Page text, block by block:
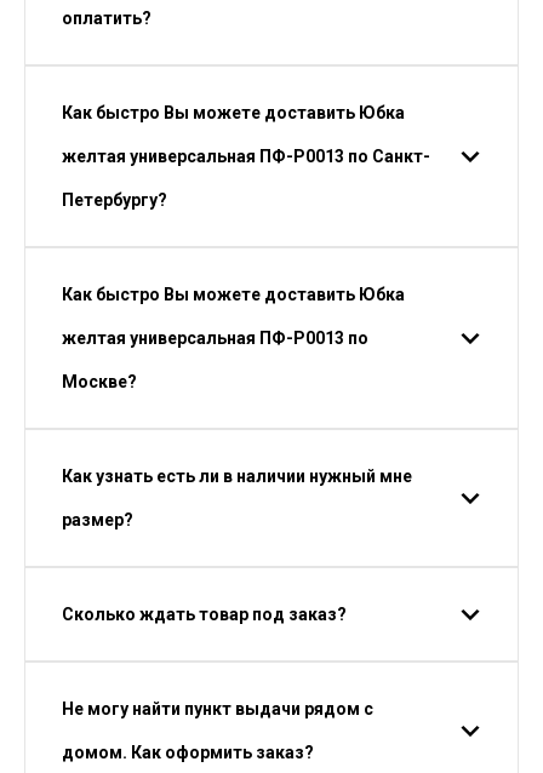
оплатить?
Как быстро Вы можете доставить Юбка
желтая универсальная ПФ-P0013 по Санкт-
Петербургу?
Как быстро Вы можете доставить Юбка
желтая универсальная ПФ-P0013 по
Москве?
Как узнать есть ли в наличии нужный мне
размер?
Сколько ждать товар под заказ?
Не могу найти пункт выдачи рядом с
домом. Как оформить заказ?